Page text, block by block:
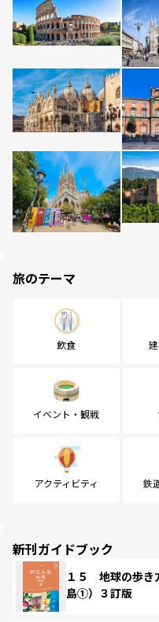
旅のテーマ
飲食
イベント・観戦
アクティビティ 鉄
新刊ガイドブック
１５ 地球の歩
島①）３訂版